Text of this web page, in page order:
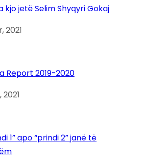
kjo jetë Selim Shyqyri Gokaj
2021
Report 2019-2020
1” apo “prindi 2” janë të